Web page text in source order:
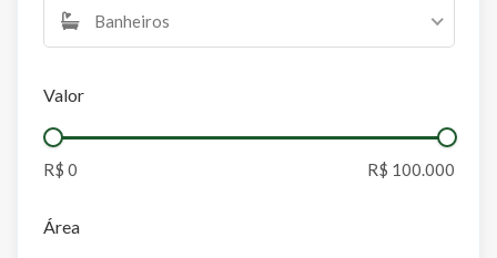
Banheiros
Valor
Área